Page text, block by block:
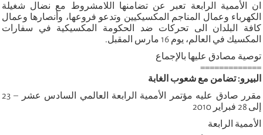
ان الأممية الرابعة تعبر عن تضامنها اللامشروط مع نضال شغيلة
الكهرباء وعمال المناجم المكسيكيين وتدعو فروعها، وأنصارها وعمال
كافة البلدان الى تحركات ضد الحكومة المكسيكية في سفارات
المكسيك في العالم، يوم 16 مارس المقبل.
توصية مصادق عليها بالإجماع
=============
البيرو: تضامن مع شعوب الغابة
مقرر صادق عليه مؤتمر الأممية الرابعة العالمي السادس عشر – 23
إلى 28 فبراير 2010
الأممية الرابعة